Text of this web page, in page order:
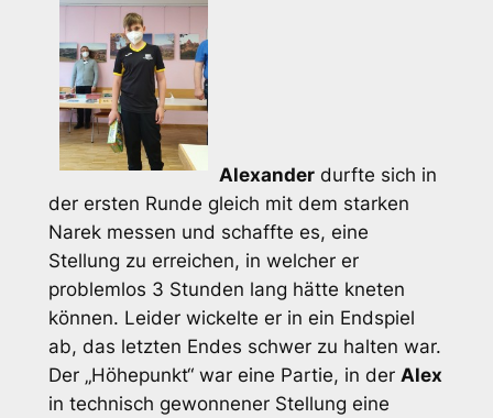
Alexanderdurfte sich in
der ersten Runde gleich mit dem starken
Narek messen und schaffte es, eine
Stellung zu erreichen, in welcher er
problemlos 3 Stunden lang hätte kneten
können. Leider wickelte er in ein Endspiel
ab, das letzten Endes schwer zu halten war.
Der „Höhepunkt“ war eine Partie, in der Alex
in technisch gewonnener Stellung eine